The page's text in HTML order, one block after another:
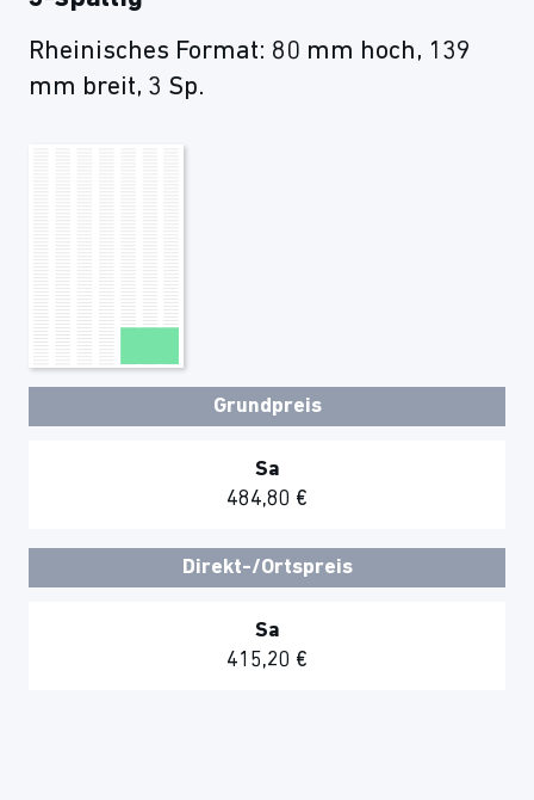
Rheinisches Format: 80 mm hoch, 139
mm breit, 3 Sp.
Grundpreis
Sa
484,80 €
Direkt-/Ortspreis
Sa
415,20 €